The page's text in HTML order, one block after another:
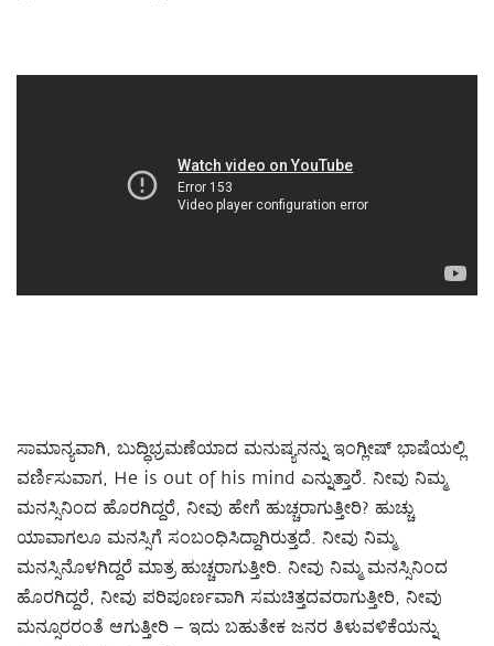
ಸಾಮಾನ್ಯವಾಗಿ, ಬುದ್ಧಿಭ್ರಮಣೆಯಾದ ಮನುಷ್ಯನನ್ನು ಇಂಗ್ಲೀಷ್ ಭಾಷೆಯಲ್ಲಿ
ವರ್ಣಿಸುವಾಗ, He is out of his mind ಎನ್ನುತ್ತಾರೆ. ನೀವು ನಿಮ್ಮ
ಮನಸ್ಸಿನಿಂದ ಹೊರಗಿದ್ದರೆ, ನೀವು ಹೇಗೆ ಹುಚ್ಚರಾಗುತ್ತೀರಿ? ಹುಚ್ಚು
ಯಾವಾಗಲೂ ಮನಸ್ಸಿಗೆ ಸಂಬಂಧಿಸಿದ್ದಾಗಿರುತ್ತದೆ. ನೀವು ನಿಮ್ಮ
ಮನಸ್ಸಿನೊಳಗಿದ್ದರೆ ಮಾತ್ರ ಹುಚ್ಚರಾಗುತ್ತೀರಿ. ನೀವು ನಿಮ್ಮ ಮನಸ್ಸಿನಿಂದ
ಹೊರಗಿದ್ದರೆ, ನೀವು ಪರಿಪೂರ್ಣವಾಗಿ ಸಮಚಿತ್ತದವರಾಗುತ್ತೀರಿ, ನೀವು
ಮನ್ಸೂರರಂತೆ ಆಗುತ್ತೀರಿ – ಇದು ಬಹುತೇಕ ಜನರ ತಿಳುವಳಿಕೆಯನ್ನು